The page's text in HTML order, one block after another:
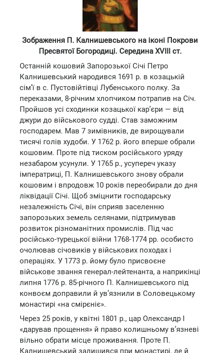
Зображення П. Калнишевського на іконі Покрови
Пресвятої Богородиці. Середина XVIII ст.
Останній кошовий Запорозької Січі Петро
Калнишевський народився 1691 р. в козацькій
сім’ї в с. Пустовійтівці Лубенського полку. За
переказами, 8-річним хлопчиком потрапив на Січ.
Пройшов усі сходинки козацької кар’єри — від
джури до військового судді. Став заможним
господарем. Мав 7 зимівників, де вирощували
тисячі голів худоби. У 1762 р. його вперше обрали
кошовим. Проте під тиском російського уряду
незабаром усунули. У 1765 р., усупереч указу
імператриці, П. Калнишевського знову обрали
кошовим і впродовж 10 років переобирали до дня
ліквідації Січі. Щоб зміцнити господарську
незалежність Січі, він сприяв заселенню
запорозьких земель селянами, підтримував
розвиток різноманітних промислів. Під час
російсько-турецької війни 1768-1774 рр. особисто
очолював січовиків у військових походах і
операціях. У 1773 р. йому було присвоєне
військове звання генерал-лейтенанта, а наприкінці
липня 1776 р. 85-річного П. Калнишевського під
конвоєм доправили й ув’язнили в Соловецькому
монастирі «на смірєніє».
Через 25 років, у квітні 1801 р., цар Олександр І
«дарував прощення» й право колишньому в’язневі
вільно обрати місце проживання. Проте П.
Калнишевський залишився при монастирі, де й